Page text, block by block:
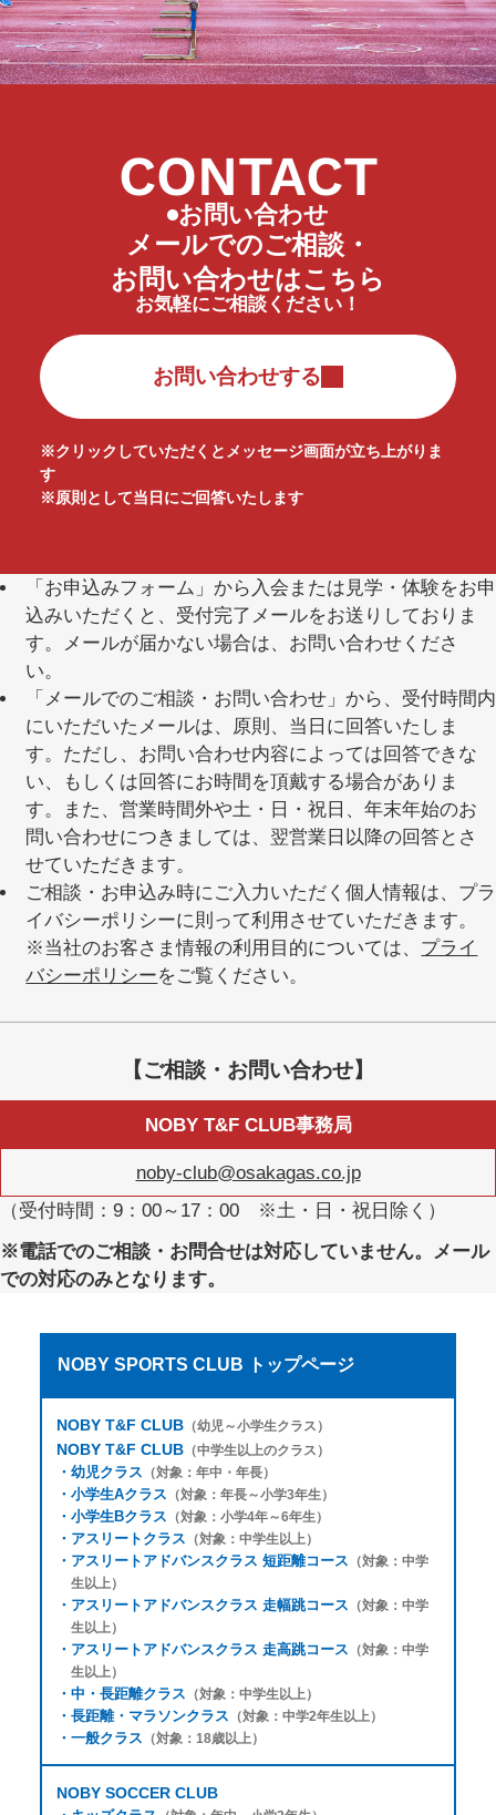
CONTACT
お問い合わせ
メールでのご相談・
お問い合わせはこちら
お気軽にご相談ください！
お問い合わせする
※クリックしていただくとメッセージ画面が立ち上がりま
す
※原則として当日にご回答いたします
「お申込みフォーム」から入会または見学・体験をお申
込みいただくと、受付完了メールをお送りしておりま
す。メールが届かない場合は、お問い合わせくださ
い。
「メールでのご相談・お問い合わせ」から、受付時間内
にいただいたメールは、原則、当日に回答いたしま
す。ただし、お問い合わせ内容によっては回答できな
い、もしくは回答にお時間を頂戴する場合がありま
す。また、営業時間外や土・日・祝日、年末年始のお
問い合わせにつきましては、翌営業日以降の回答とさ
せていただきます。
ご相談・お申込み時にご入力いただく個人情報は、プラ
イバシーポリシーに則って利用させていただきます。
※当社のお客さま情報の利用目的については、 プライ
バシーポリシーをご覧ください。
【ご相談・お問い合わせ】
NOBY T&F CLUB事務局
noby-club@osakagas.co.jp
（受付時間：9：00～17：00 ※土・日・祝日除く）
※電話でのご相談・お問合せは対応していません。メール
での対応のみとなります。
NOBY SPORTS CLUB トップページ
NOBY T&F CLUB（幼児～小学生クラス）
NOBY T&F CLUB（中学生以上のクラス）
・ 幼児クラス （対象：年中・年長）
・ 小学生Aクラス （対象：年長～小学3年生）
・ 小学生Bクラス （対象：小学4年～6年生）
・ アスリートクラス （対象：中学生以上）
・ アスリートアドバンスクラス 短距離コース （対象：中学
生以上）
・ アスリートアドバンスクラス 走幅跳コース （対象：中学
生以上）
・ アスリートアドバンスクラス 走高跳コース （対象：中学
生以上）
・ 中・長距離クラス （対象：中学生以上）
・ 長距離・マラソンクラス （対象：中学2年生以上）
・ 一般クラス （対象：18歳以上）
NOBY SOCCER CLUB